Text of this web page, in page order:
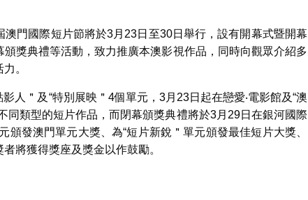
門國際短片節將於3月23日至30日舉行，設有開幕式暨開幕
獎典禮等活動，致力推廣本澳影視作品，同時向觀眾介紹多
。
人＂及“特別展映＂4個單元，3月23日起在戀愛‧電影館及“澳
同類型的短片作品，而閉幕頒獎典禮將於3月29日在銀河國際
頒發澳門單元大獎、為“短片新銳＂單元頒發最佳短片大獎、
將獲得獎座及獎金以作鼓勵。